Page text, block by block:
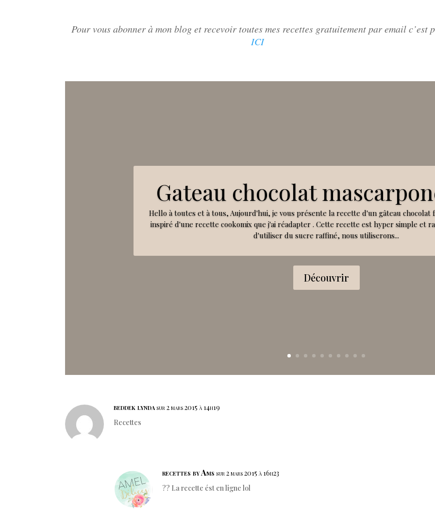
Pour vous abonner à mon blog et recevoir toutes mes recettes gratuitement par email c’est
ICI
Gateau chocolat
Hello à toutes et à tous, Aujourd'hui, je vous présente la recette d'un gâteau chocolat
inspiré d'une recette cookomix que j'ai réadapter . Cette recette est hyper simple et
d'utiliser du sucre raffiné, nous utiliserons...
Découvrir
beddek lynda sur 2 mars 2015 à 14h19
Recettes
recettes by Ams sur 2 mars 2015 à 16h23
?? La recette ést en ligne lol